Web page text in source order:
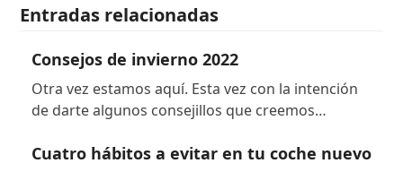
Entradas relacionadas
Consejos de invierno 2022
Otra vez estamos aquí. Esta vez con la intención
de darte algunos consejillos que creemos…
Cuatro hábitos a evitar en tu coche nuevo